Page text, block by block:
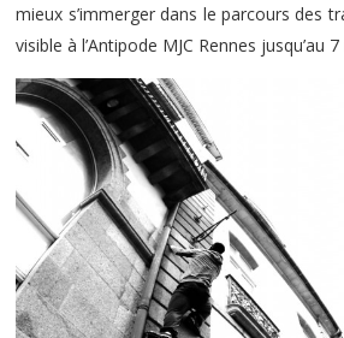
mieux s’immerger dans le parcours des
visible à l’Antipode MJC Rennes jusqu’au